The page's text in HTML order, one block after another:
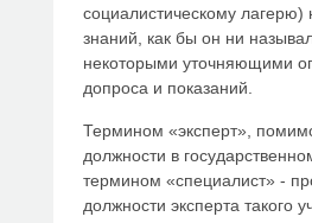
социалистическому
знаний, как бы он ни
некоторыми уточняющими
допроса и показаний.
Термином «эксперт»,
должности в
термином «специалист» -
должности эксперта такого